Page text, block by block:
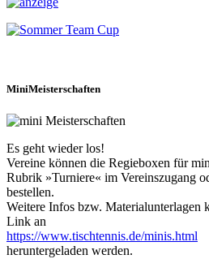
MiniMeisterschaften
Es geht wieder los!
Vereine können die Regieboxen für
Rubrik »Turniere« im Vereinszugang
bestellen.
Weitere Infos bzw. Materialunterlagen
Link an
https://www.tischtennis.de/minis.html
heruntergeladen werden.